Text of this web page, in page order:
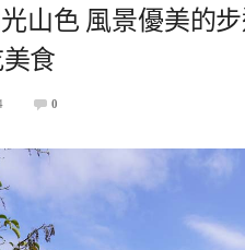
山色 風景優美的
食
0